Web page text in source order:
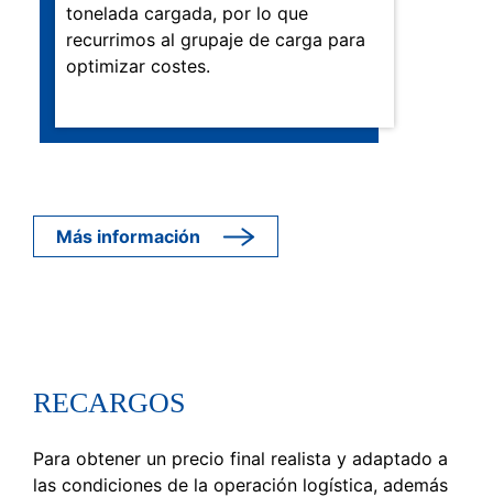
tonelada cargada, por lo que
recurrimos al grupaje de carga para
optimizar costes.
Más información
RECARGOS
Para obtener un precio final realista y adaptado a
las condiciones de la operación logística, además